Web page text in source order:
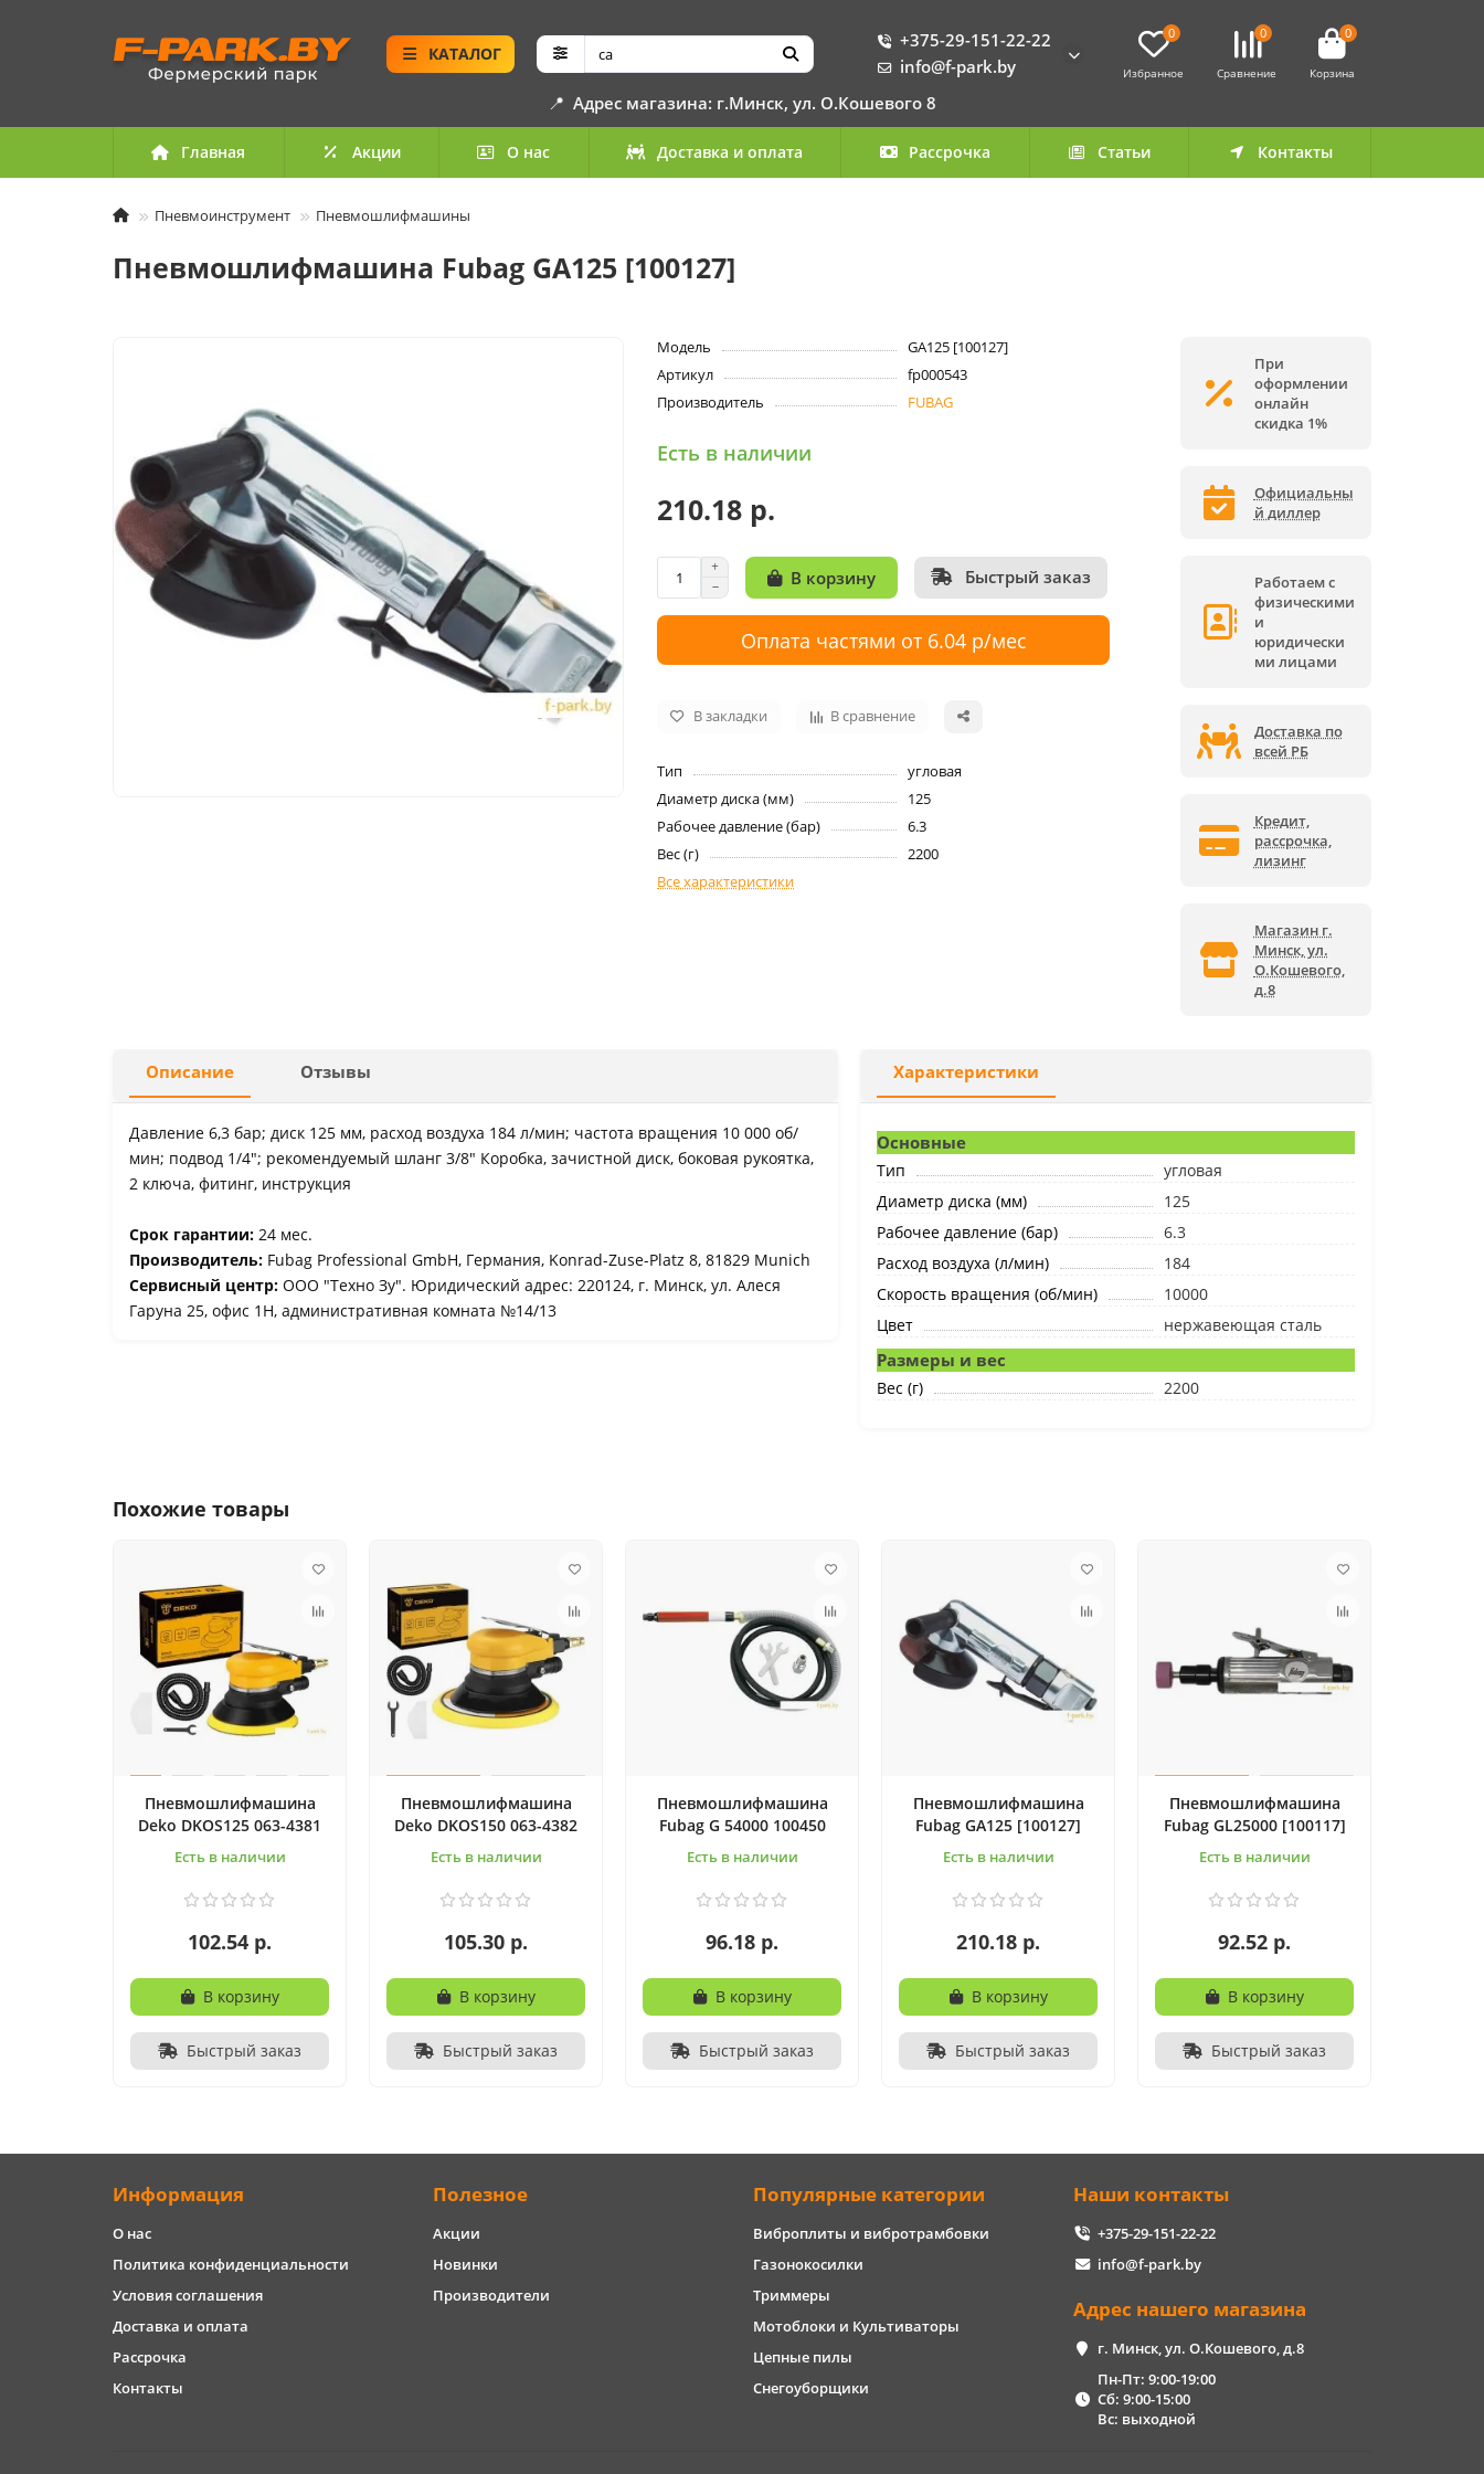
КАТАЛОГ
+375-29-151-22-22
info@f-park.by
0
Избранное
0
Сравнение
0
Корзина
📍 Адрес магазина: г.Минск, ул. О.Кошевого 8
Главная Акции О нас Доставка и оплата Рассрочка Статьи Контакты
Пневмоинструмент Пневмошлифмашины
Пневмошлифмашина Fubag GA125 [100127]
Модель
GA125 [100127]
Артикул
fp000543
Производитель
FUBAG
Есть в наличии
210.18 р.
В корзину Быстрый заказ
Оплата частями от 6.04 р/мес
В закладки В сравнение
Тип
угловая
Диаметр диска (мм)
125
Рабочее давление (бар)
6.3
Вес (г)
2200
Все характеристики
При
оформлении
онлайн
скидка 1%
Официальны
й диллер
Работаем с
физическими
и
юридически
ми лицами
Доставка по
всей РБ
Кредит,
рассрочка,
лизинг
Магазин г.
Минск, ул.
О.Кошевого,
д.8
Описание Отзывы
Давление 6,3 бар; диск 125 мм, расход воздуха 184 л/мин; частота вращения 10 000 об/
мин; подвод 1/4"; рекомендуемый шланг 3/8" Коробка, зачистной диск, боковая рукоятка,
2 ключа, фитинг, инструкция
Срок гарантии: 24 мес.
Производитель: Fubag Professional GmbH, Германия, Konrad-Zuse-Platz 8, 81829 Munich
Сервисный центр: ООО "Техно Зу". Юридический адрес: 220124, г. Минск, ул. Алеся
Гаруна 25, офис 1Н, административная комната №14/13
Характеристики
Основные
Тип
угловая
Диаметр диска (мм)
125
Рабочее давление (бар)
6.3
Расход воздуха (л/мин)
184
Скорость вращения (об/мин)
10000
Цвет
нержавеющая сталь
Размеры и вес
Вес (г) 2200
Похожие товары
Пневмошлифмашина
Deko DKOS125 063-4381
Есть в наличии
102.54 р.
В корзину
Быстрый заказ
Пневмошлифмашина
Deko DKOS150 063-4382
Есть в наличии
105.30 р.
В корзину
Быстрый заказ
Пневмошлифмашина
Fubag G 54000 100450
Есть в наличии
96.18 р.
В корзину
Быстрый заказ
Пневмошлифмашина
Fubag GA125 [100127]
Есть в наличии
210.18 р.
В корзину
Быстрый заказ
Пневмошлифмашина
Fubag GL25000 [100117]
Есть в наличии
92.52 р.
В корзину
Быстрый заказ
Информация
О нас
Политика конфиденциальности
Условия соглашения
Доставка и оплата
Рассрочка
Контакты
Полезное
Акции
Новинки
Производители
Популярные категории
Виброплиты и вибротрамбовки
Газонокосилки
Триммеры
Мотоблоки и Культиваторы
Цепные пилы
Снегоуборщики
Наши контакты
+375-29-151-22-22
info@f-park.by
Адрес нашего магазина
г. Минск, ул. О.Кошевого, д.8
Пн-Пт: 9:00-19:00
Сб: 9:00-15:00
Вс: выходной